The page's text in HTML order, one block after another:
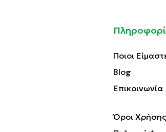
Ποιοι
Blog
Επικοινωνία
Όροι Χρήσης